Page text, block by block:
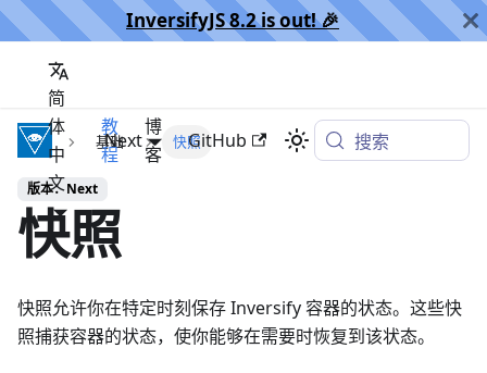
InversifyJS 8.2 is out! 🎉️
InversifyJS
简
体
中
文
教
程
博
客
Next GitHub 搜索
基础 快照
版本：Next
快照
快照允许你在特定时刻保存 Inversify 容器的状态。这些快
照捕获容器的状态，使你能够在需要时恢复到该状态。